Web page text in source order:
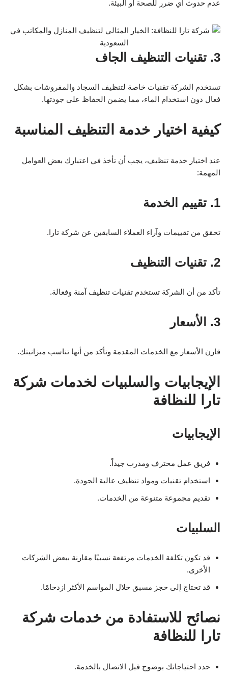
عدم حدوث أي ضرر للصحة أو البيئة.
3. تقنيات التنظيف الجاف
تستخدم الشركة تقنيات خاصة لتنظيف السجاد والمفروشات بشكل
فعال دون استخدام الماء، مما يضمن الحفاظ على جودتها.
كيفية اختيار خدمة التنظيف المناسبة
عند اختيار خدمة تنظيف، يجب أن تأخذ في اعتبارك بعض العوامل
المهمة:
1. تقييم الخدمة
تحقق من تقييمات وآراء العملاء السابقين عن شركة تارا.
2. تقنيات التنظيف
تأكد من أن الشركة تستخدم تقنيات تنظيف آمنة وفعالة.
3. الأسعار
قارن الأسعار مع الخدمات المقدمة وتأكد من أنها تناسب ميزانيتك.
الإيجابيات والسلبيات لخدمات شركة
تارا للنظافة
الإيجابيات
فريق عمل محترف ومدرب جيداً.
استخدام تقنيات ومواد تنظيف عالية الجودة.
تقديم مجموعة متنوعة من الخدمات.
السلبيات
قد تكون تكلفة الخدمات مرتفعة نسبيًا مقارنة ببعض الشركات
الأخرى.
قد تحتاج إلى حجز مسبق خلال المواسم الأكثر ازدحامًا.
نصائح للاستفادة من خدمات شركة
تارا للنظافة
حدد احتياجاتك بوضوح قبل الاتصال بالخدمة.